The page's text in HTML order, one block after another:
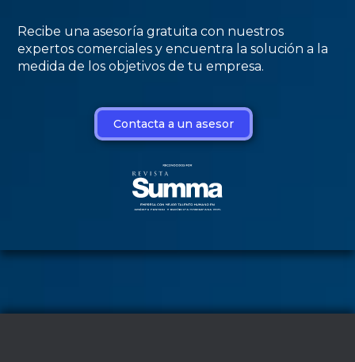
Recibe una asesoría gratuita con nuestros
expertos comerciales y encuentra la solución a la
medida de los objetivos de tu empresa.
Contacta a un asesor